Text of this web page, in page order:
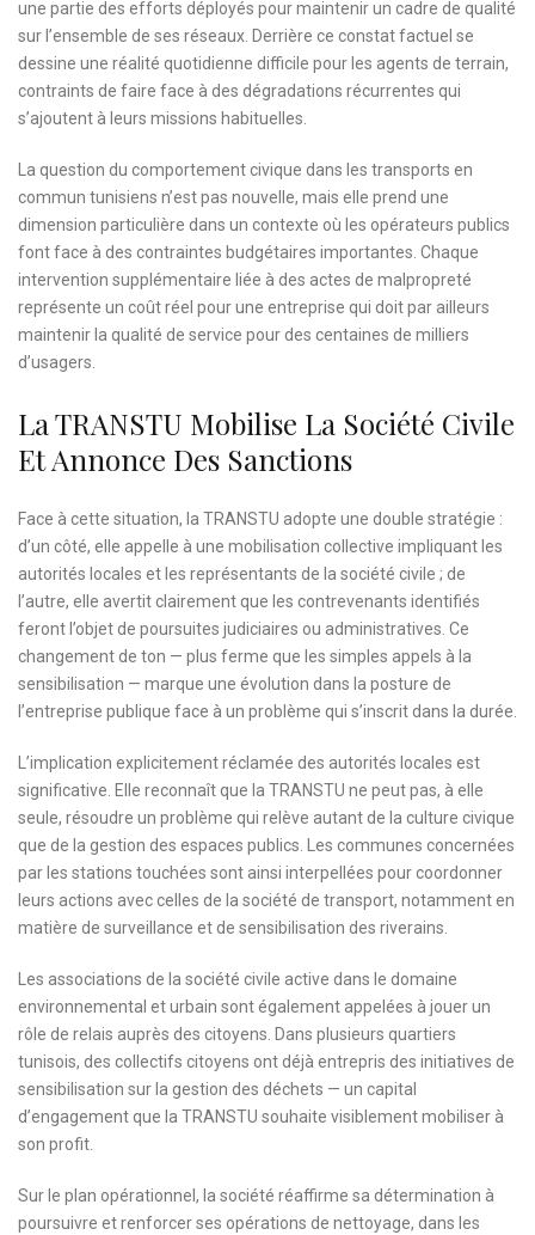
une partie des efforts déployés pour maintenir un cadre de qualité
sur l’ensemble de ses réseaux. Derrière ce constat factuel se
dessine une réalité quotidienne difficile pour les agents de terrain,
contraints de faire face à des dégradations récurrentes qui
s’ajoutent à leurs missions habituelles.
La question du comportement civique dans les transports en
commun tunisiens n’est pas nouvelle, mais elle prend une
dimension particulière dans un contexte où les opérateurs publics
font face à des contraintes budgétaires importantes. Chaque
intervention supplémentaire liée à des actes de malpropreté
représente un coût réel pour une entreprise qui doit par ailleurs
maintenir la qualité de service pour des centaines de milliers
d’usagers.
La TRANSTU Mobilise La Société Civile
Et Annonce Des Sanctions
Face à cette situation, la TRANSTU adopte une double stratégie :
d’un côté, elle appelle à une mobilisation collective impliquant les
autorités locales et les représentants de la société civile ; de
l’autre, elle avertit clairement que les contrevenants identifiés
feront l’objet de poursuites judiciaires ou administratives. Ce
changement de ton — plus ferme que les simples appels à la
sensibilisation — marque une évolution dans la posture de
l’entreprise publique face à un problème qui s’inscrit dans la durée.
L’implication explicitement réclamée des autorités locales est
significative. Elle reconnaît que la TRANSTU ne peut pas, à elle
seule, résoudre un problème qui relève autant de la culture civique
que de la gestion des espaces publics. Les communes concernées
par les stations touchées sont ainsi interpellées pour coordonner
leurs actions avec celles de la société de transport, notamment en
matière de surveillance et de sensibilisation des riverains.
Les associations de la société civile active dans le domaine
environnemental et urbain sont également appelées à jouer un
rôle de relais auprès des citoyens. Dans plusieurs quartiers
tunisois, des collectifs citoyens ont déjà entrepris des initiatives de
sensibilisation sur la gestion des déchets — un capital
d’engagement que la TRANSTU souhaite visiblement mobiliser à
son profit.
Sur le plan opérationnel, la société réaffirme sa détermination à
poursuivre et renforcer ses opérations de nettoyage, dans les